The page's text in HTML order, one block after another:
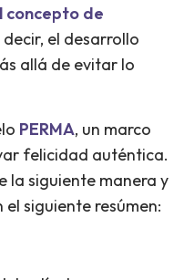
concepto de
decir, el desarrollo
allá de evitar lo
PERMA, un marco
felicidad auténtica.
la siguiente manera y
el siguiente resúmen: